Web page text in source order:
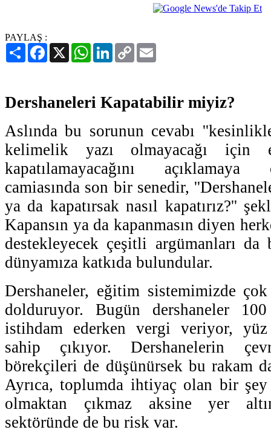
PAYLAŞ :
PaylaşFacebook
X WhatsAppLinkedIn
Copy
Link
Dershaneleri Kapatabilir miyiz?
Aslında bu sorunun cevabı
kelimelik yazı olmayacağı için
kapatılamayacağını
camiasında son bir senedir,
ya da kapatırsak nasıl kapatırız?''
Kapansın ya da kapanmasın diyen
destekleyecek çeşitli argümanları
dünyamıza katkıda bulundular.
Dershaneler, eğitim sistemimizde
dolduruyor. Bugün dershaneler
istihdam ederken vergi veriyor,
sahip çıkıyor. Dershanelerin
börekçileri de düşünürsek bu rakam
Ayrıca, toplumda ihtiyaç olan bir şey
olmaktan çıkmaz aksine yer
sektöründe de bu risk var.